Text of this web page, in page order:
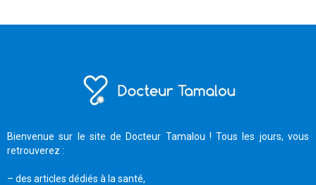
Bienvenue sur le site de Docteur Tamalou ! Tous les jours, vous
retrouverez :
– des articles dédiés à la santé,